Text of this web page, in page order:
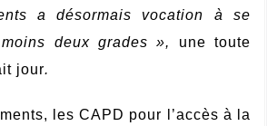
a désormais vocation à se
deux grades », une toute
jour.
les CAPD pour l’accès à la